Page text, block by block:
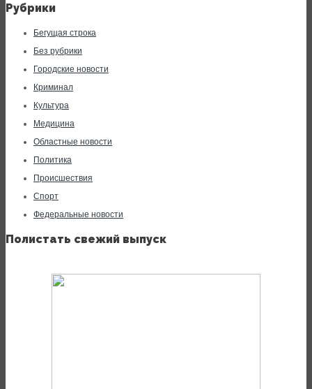
Рубрики
Бегущая строка
Без рубрики
Городские новости
Криминал
Культура
Медицина
Областные новости
Политика
Происшествия
Спорт
Федеральные новости
Полистать свежий выпуск